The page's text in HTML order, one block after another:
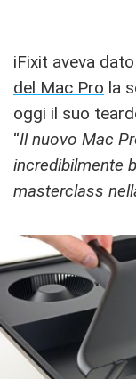
iFixit aveva
del Mac Pro la
oggi il suo
“Il nuovo Mac
incredibilmente
masterclass